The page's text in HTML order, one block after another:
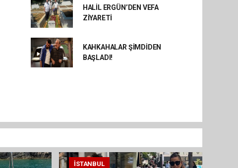
HALİL ERGÜN’DEN VEFA
ZİYARETİ
KAHKAHALAR ŞİMDİDEN
BAŞLADI!
İSTANBUL